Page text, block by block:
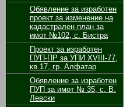
Обявление за изработен
проект за изменение на
кадастрален план за
имот №102, с. Бистра
Проект за изработен
ПУП-ПР за УПИ ХVІІІ-77,
кв.17, гр. Алфатар
Обявление за изработен
ПУП за имот № 35, с. В.
Левски